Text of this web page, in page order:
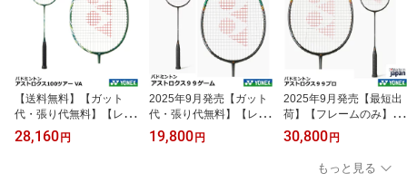
【送料無料】【ガット
代・張り代無料】【レビ
ュー投稿で5%OFFクー
ポン配布中】 ヨネック
28,160円
2025年9月発売【ガット
代・張り代無料】【レビ
ュー投稿で5%OFFクー
ポン配布中】 ヨネック
19,800円
2025年9月発売【最短出
荷】【フレームのみ】ヨ
ネックス バドミントン
ラケット アストロクス
99プロ 3AX99-P
30,800円
もっと見る